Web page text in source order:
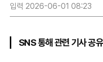
입력 2026-06-01 08:23
SNS 통해 관련 기사 공